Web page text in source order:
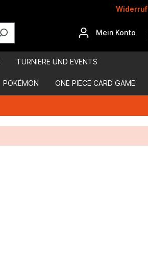
Widerruf
Mein Konto
TURNIERE UND EVENTS
POKÉMON ONE PIECE CARD GAME